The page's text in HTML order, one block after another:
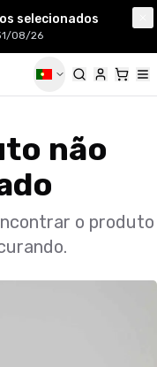
selecionados
08/26
não
o produto